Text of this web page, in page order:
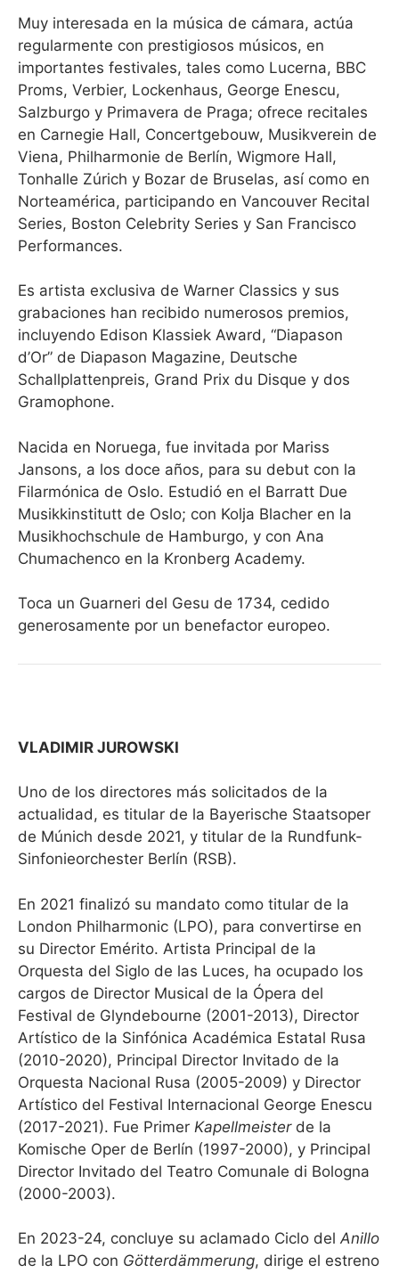
Muy interesada en la música de cámara, actúa
regularmente con prestigiosos músicos, en
importantes festivales, tales como Lucerna, BBC
Proms, Verbier, Lockenhaus, George Enescu,
Salzburgo y Primavera de Praga; ofrece recitales
en Carnegie Hall, Concertgebouw, Musikverein de
Viena, Philharmonie de Berlín, Wigmore Hall,
Tonhalle Zúrich y Bozar de Bruselas, así como en
Norteamérica, participando en Vancouver Recital
Series, Boston Celebrity Series y San Francisco
Performances.
Es artista exclusiva de Warner Classics y sus
grabaciones han recibido numerosos premios,
incluyendo Edison Klassiek Award, “Diapason
d’Or” de Diapason Magazine, Deutsche
Schallplattenpreis, Grand Prix du Disque y dos
Gramophone.
Nacida en Noruega, fue invitada por Mariss
Jansons, a los doce años, para su debut con la
Filarmónica de Oslo. Estudió en el Barratt Due
Musikkinstitutt de Oslo; con Kolja Blacher en la
Musikhochschule de Hamburgo, y con Ana
Chumachenco en la Kronberg Academy.
Toca un Guarneri del Gesu de 1734, cedido
generosamente por un benefactor europeo.
VLADIMIR JUROWSKI
Uno de los directores más solicitados de la
actualidad, es titular de la Bayerische Staatsoper
de Múnich desde 2021, y titular de la Rundfunk-
Sinfonieorchester Berlín (RSB).
En 2021 finalizó su mandato como titular de la
London Philharmonic (LPO), para convertirse en
su Director Emérito. Artista Principal de la
Orquesta del Siglo de las Luces, ha ocupado los
cargos de Director Musical de la Ópera del
Festival de Glyndebourne (2001-2013), Director
Artístico de la Sinfónica Académica Estatal Rusa
(2010-2020), Principal Director Invitado de la
Orquesta Nacional Rusa (2005-2009) y Director
Artístico del Festival Internacional George Enescu
(2017-2021). Fue Primer Kapellmeister de la
Komische Oper de Berlín (1997-2000), y Principal
Director Invitado del Teatro Comunale di Bologna
(2000-2003).
En 2023-24, concluye su aclamado Ciclo del Anillo
de la LPO con Götterdämmerung, dirige el estreno